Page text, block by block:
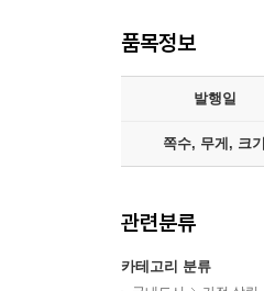
품목정보
발행일
쪽수, 무게, 크기
관련분류
카테고리 분류